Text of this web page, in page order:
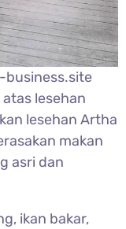
lesehan
lesehan Artha
makan
asri dan
ikan bakar,